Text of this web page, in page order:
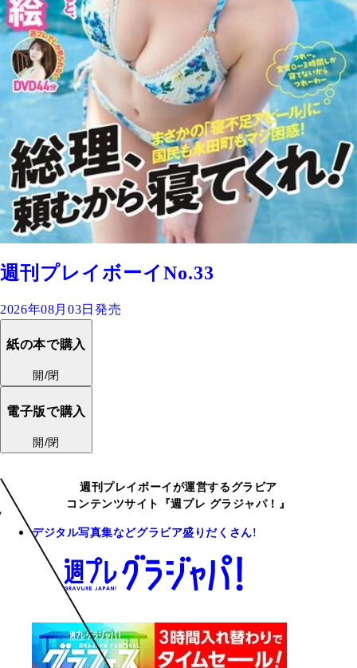
週刊プレイボーイNo.33
2026年08月03日発売
紙の本で購入
開/閉
電子版で購入
開/閉
週刊プレイボーイが運営するグラビア
コンテンツサイト『週プレ グラジャパ！』
デジタル写真集などグラビア盛りだくさん!